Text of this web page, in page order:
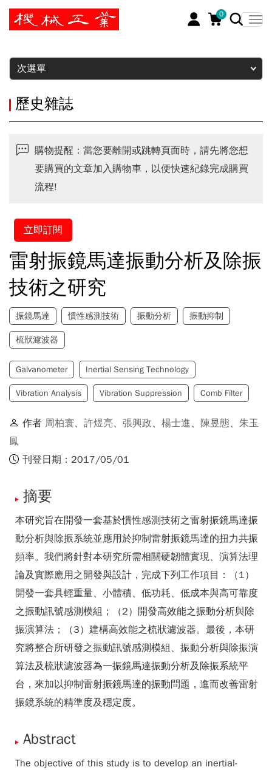
0
暫停
次選單
歷史雜誌
購物提醒：當您要離開或跳轉頁面時，請先將您想
要購買的文章加入購物車，以便快速紀錄完成購買
流程!
立即訂閱
雷射振鏡馬達振動分析及除振
技術之研究
振鏡馬達 慣性感測技術 振動分析 振動抑制
梳狀濾波器
Galvanometer Inertial Sensing Technology
Vibration Analysis Vibration Suppression Comb Filter
作者 周柏寰、 許煜亮、 張興政、 楊士進、 陳昱態、 朱玉
鳳
刊登日期：2017/05/01
摘要
本研究旨在開發一套基於慣性感測技術之雷射振鏡馬達振
動分析與除振系統並應用於抑制雷射振鏡馬達的扭力共振
頻率。我們將針對本研究所需相關硬韌體實現、演算法理
論及實際應用之開發與設計，完成下列工作項目：（1）
開發一套具輕重量、小體積、低功耗、低成本與高可靠度
之振動訊號感測模組；（2）開發高效能之振動分析與除
振演算法；（3）建構高效能之梳狀濾波器。最後，本研
究將整合所研發之振動訊號感測模組、振動分析與除振演
算法及梳狀濾波器為一振鏡馬達振動分析及除振系統平
台，來加以抑制雷射振鏡馬達的振動問題，進而改善雷射
振鏡系統的精準度及穩定度。
Abstract
The objective of this study is to develop an inertial-